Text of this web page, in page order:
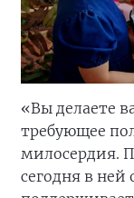
«Вы делаете
требующее
милосердия.
сегодня в ней